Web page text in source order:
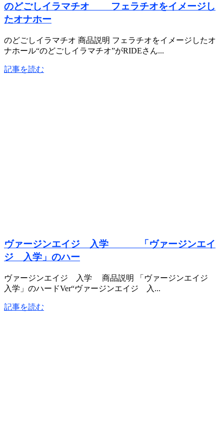
のどごしイラマチオ フェラチオをイメージし
たオナホー
のどごしイラマチオ 商品説明 フェラチオをイメージしたオ
ナホール“のどごしイラマチオ”がRIDEさん...
記事を読む
ヴァージンエイジ 入学 「ヴァージンエイ
ジ 入学」のハー
ヴァージンエイジ 入学 商品説明 「ヴァージンエイジ
入学」のハードVer“ヴァージンエイジ 入...
記事を読む